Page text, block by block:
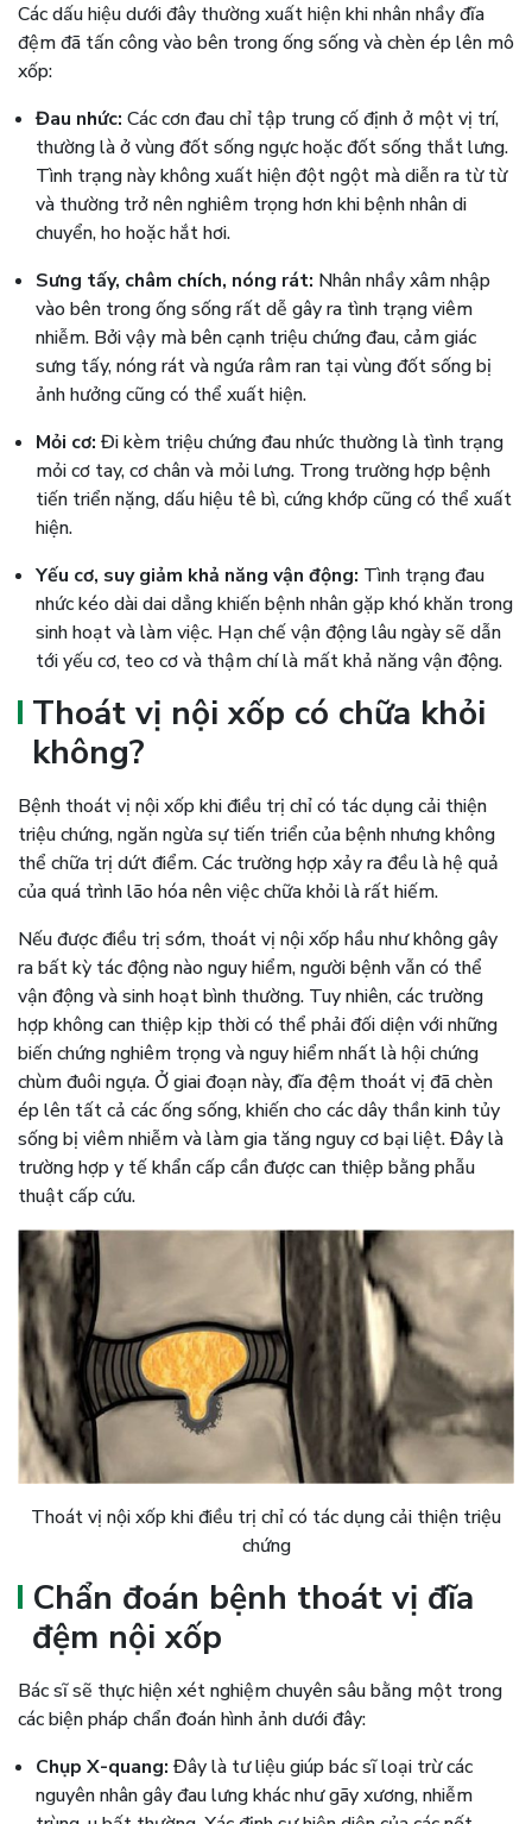
Các dấu hiệu dưới đây thường xuất hiện khi nhân nhầy đĩa
đệm đã tấn công vào bên trong ống sống và chèn ép lên mô
xốp:
Đau nhức: Các cơn đau chỉ tập trung cố định ở một vị trí,
thường là ở vùng đốt sống ngực hoặc đốt sống thắt lưng.
Tình trạng này không xuất hiện đột ngột mà diễn ra từ từ
và thường trở nên nghiêm trọng hơn khi bệnh nhân di
chuyển, ho hoặc hắt hơi.
Sưng tấy, châm chích, nóng rát: Nhân nhầy xâm nhập
vào bên trong ống sống rất dễ gây ra tình trạng viêm
nhiễm. Bởi vậy mà bên cạnh triệu chứng đau, cảm giác
sưng tấy, nóng rát và ngứa râm ran tại vùng đốt sống bị
ảnh hưởng cũng có thể xuất hiện.
Mỏi cơ: Đi kèm triệu chứng đau nhức thường là tình trạng
mỏi cơ tay, cơ chân và mỏi lưng. Trong trường hợp bệnh
tiến triển nặng, dấu hiệu tê bì, cứng khớp cũng có thể xuất
hiện.
Yếu cơ, suy giảm khả năng vận động: Tình trạng đau
nhức kéo dài dai dẳng khiến bệnh nhân gặp khó khăn trong
sinh hoạt và làm việc. Hạn chế vận động lâu ngày sẽ dẫn
tới yếu cơ, teo cơ và thậm chí là mất khả năng vận động.
Thoát vị nội xốp có chữa khỏi
không?
Bệnh thoát vị nội xốp khi điều trị chỉ có tác dụng cải thiện
triệu chứng, ngăn ngừa sự tiến triển của bệnh nhưng không
thể chữa trị dứt điểm. Các trường hợp xảy ra đều là hệ quả
của quá trình lão hóa nên việc chữa khỏi là rất hiếm.
Nếu được điều trị sớm, thoát vị nội xốp hầu như không gây
ra bất kỳ tác động nào nguy hiểm, người bệnh vẫn có thể
vận động và sinh hoạt bình thường. Tuy nhiên, các trường
hợp không can thiệp kịp thời có thể phải đối diện với những
biến chứng nghiêm trọng và nguy hiểm nhất là hội chứng
chùm đuôi ngựa. Ở giai đoạn này, đĩa đệm thoát vị đã chèn
ép lên tất cả các ống sống, khiến cho các dây thần kinh tủy
sống bị viêm nhiễm và làm gia tăng nguy cơ bại liệt. Đây là
trường hợp y tế khẩn cấp cần được can thiệp bằng phẫu
thuật cấp cứu.
Thoát vị nội xốp khi điều trị chỉ có tác dụng cải thiện triệu
chứng
Chẩn đoán bệnh thoát vị đĩa
đệm nội xốp
Bác sĩ sẽ thực hiện xét nghiệm chuyên sâu bằng một trong
các biện pháp chẩn đoán hình ảnh dưới đây:
Chụp X-quang: Đây là tư liệu giúp bác sĩ loại trừ các
nguyên nhân gây đau lưng khác như gãy xương, nhiễm